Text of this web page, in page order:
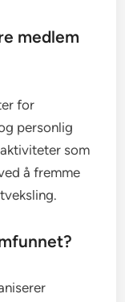
medlem
for
personlig
som
å fremme